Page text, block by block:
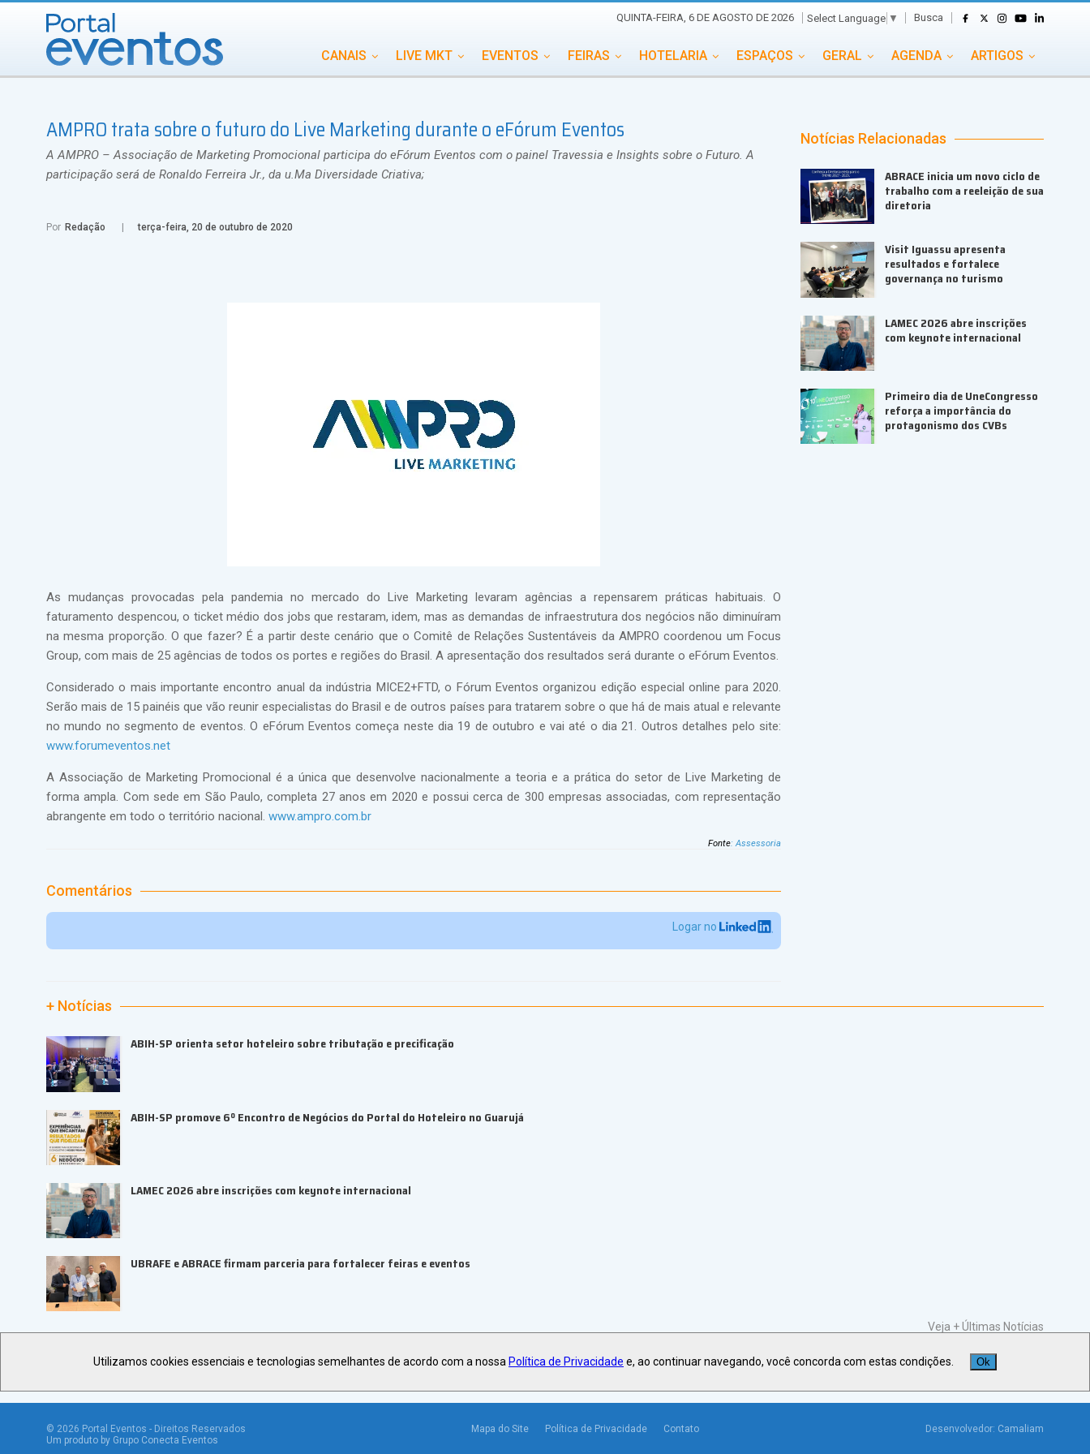
QUINTA-FEIRA, 6 DE AGOSTO DE 2026 Select Language ▼ Busca
CANAIS LIVE MKT EVENTOS FEIRAS HOTELARIA ESPAÇOS GERAL AGENDA ARTIGOS
INCENTIVOS INTERNACIONAL MEMORIAL DE EVENTOS PORTAL EVENTOS TV TRANSPORTES
TURISMO VAI E VEM
AMPRO trata sobre o futuro do Live Marketing durante o eFórum Eventos
A AMPRO – Associação de Marketing Promocional participa do eFórum Eventos com o painel Travessia e Insights sobre o Futuro. A
participação será de Ronaldo Ferreira Jr., da u.Ma Diversidade Criativa;
Por Redação terça-feira, 20 de outubro de 2020
As mudanças provocadas pela pandemia no mercado do Live Marketing levaram agências a repensarem práticas habituais. O
faturamento despencou, o ticket médio dos jobs que restaram, idem, mas as demandas de infraestrutura dos negócios não diminuíram
na mesma proporção. O que fazer? É a partir deste cenário que o Comitê de Relações Sustentáveis da AMPRO coordenou um Focus
Group, com mais de 25 agências de todos os portes e regiões do Brasil. A apresentação dos resultados será durante o eFórum Eventos.
Considerado o mais importante encontro anual da indústria MICE2+FTD, o Fórum Eventos organizou edição especial online para 2020.
Serão mais de 15 painéis que vão reunir especialistas do Brasil e de outros países para tratarem sobre o que há de mais atual e relevante
no mundo no segmento de eventos. O eFórum Eventos começa neste dia 19 de outubro e vai até o dia 21. Outros detalhes pelo site:
www.forumeventos.net
A Associação de Marketing Promocional é a única que desenvolve nacionalmente a teoria e a prática do setor de Live Marketing de
forma ampla. Com sede em São Paulo, completa 27 anos em 2020 e possui cerca de 300 empresas associadas, com representação
abrangente em todo o território nacional. www.ampro.com.br
Fonte:Assessoria
Comentários
Logar no
Notícias Relacionadas
ABRACE inicia um novo ciclo de
trabalho com a reeleição de sua
diretoria
Visit Iguassu apresenta
resultados e fortalece
governança no turismo
LAMEC 2026 abre inscrições
com keynote internacional
Primeiro dia de UneCongresso
reforça a importância do
protagonismo dos CVBs
+ Notícias
ABIH-SP orienta setor hoteleiro sobre tributação e precificação
ABIH-SP promove 6º Encontro de Negócios do Portal do Hoteleiro no Guarujá
LAMEC 2026 abre inscrições com keynote internacional
UBRAFE e ABRACE firmam parceria para fortalecer feiras e eventos
Veja +Últimas Notícias
© 2026 Portal Eventos - Direitos Reservados
Um produto by Grupo Conecta Eventos
Mapa do Site Política de Privacidade Contato Desenvolvedor: Camaliam
Utilizamos cookies essenciais e tecnologias semelhantes de acordo com a nossa Política de Privacidade e, ao continuar navegando, você concorda com estas condições. Ok